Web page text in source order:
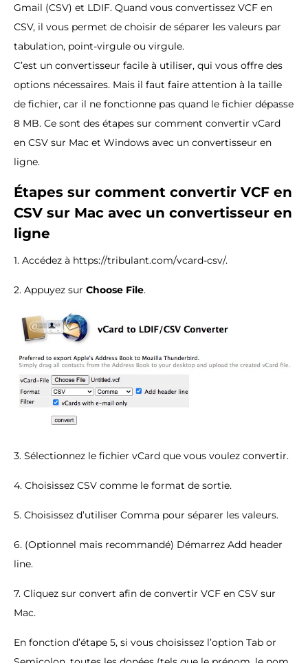
Gmail (CSV) et LDIF. Quand vous convertissez VCF en
CSV, il vous permet de choisir de séparer les valeurs par
tabulation, point-virgule ou virgule.
C’est un convertisseur facile à utiliser, qui vous offre des
options nécessaires. Mais il faut faire attention à la taille
de fichier, car il ne fonctionne pas quand le fichier dépasse
8 MB. Ce sont des étapes sur comment convertir vCard
en CSV sur Mac et Windows avec un convertisseur en
ligne.
Étapes sur comment convertir VCF en
CSV sur Mac avec un convertisseur en
ligne
1. Accédez à https://tribulant.com/vcard-csv/.
2. Appuyez sur Choose File.
3. Sélectionnez le fichier vCard que vous voulez convertir.
4. Choisissez CSV comme le format de sortie.
5. Choisissez d’utiliser Comma pour séparer les valeurs.
6. (Optionnel mais recommandé) Démarrez Add header
line.
7. Cliquez sur convert afin de convertir VCF en CSV sur
Mac.
En fonction d’étape 5, si vous choisissez l’option Tab or